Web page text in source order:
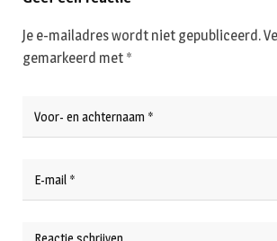
Je e-mailadres wordt niet gepubliceerd.
gemarkeerd met *